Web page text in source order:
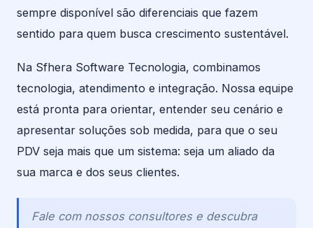
sempre disponível são diferenciais que fazem
sentido para quem busca crescimento sustentável.
Na Sfhera Software Tecnologia, combinamos
tecnologia, atendimento e integração. Nossa equipe
está pronta para orientar, entender seu cenário e
apresentar soluções sob medida, para que o seu
PDV seja mais que um sistema: seja um aliado da
sua marca e dos seus clientes.
Fale com nossos consultores e descubra